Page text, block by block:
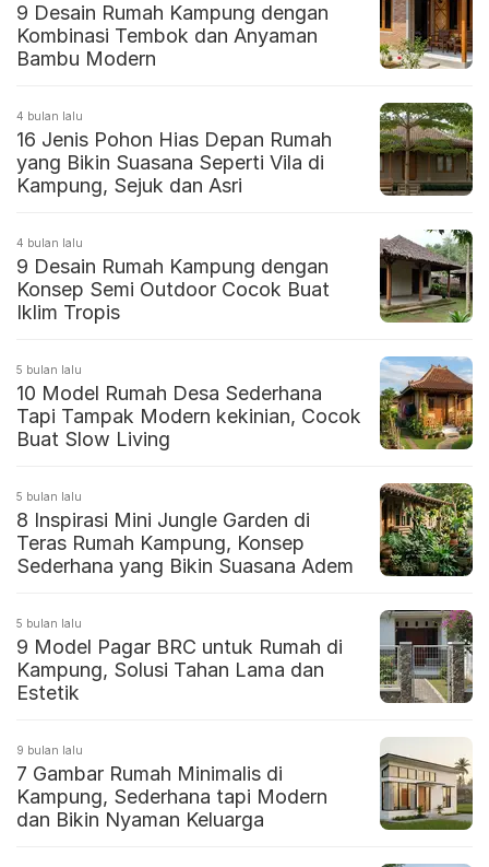
9 Desain Rumah Kampung dengan
Kombinasi Tembok dan Anyaman
Bambu Modern
4 bulan lalu
16 Jenis Pohon Hias Depan Rumah
yang Bikin Suasana Seperti Vila di
Kampung, Sejuk dan Asri
4 bulan lalu
9 Desain Rumah Kampung dengan
Konsep Semi Outdoor Cocok Buat
Iklim Tropis
5 bulan lalu
10 Model Rumah Desa Sederhana
Tapi Tampak Modern kekinian, Cocok
Buat Slow Living
5 bulan lalu
8 Inspirasi Mini Jungle Garden di
Teras Rumah Kampung, Konsep
Sederhana yang Bikin Suasana Adem
5 bulan lalu
9 Model Pagar BRC untuk Rumah di
Kampung, Solusi Tahan Lama dan
Estetik
9 bulan lalu
7 Gambar Rumah Minimalis di
Kampung, Sederhana tapi Modern
dan Bikin Nyaman Keluarga